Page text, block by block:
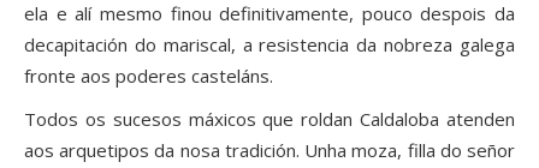
ela e alí mesmo finou definitivamente, pouco despois da
decapitación do mariscal, a resistencia da nobreza galega
fronte aos poderes casteláns.
Todos os sucesos máxicos que roldan Caldaloba atenden
aos arquetipos da nosa tradición. Unha moza, filla do señor